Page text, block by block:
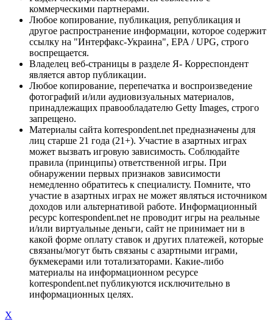
коммерческими партнерами.
Любое копирование, публикация, републикация и
другое распространение информации, которое содержит
ссылку на "Интерфакс-Украина", EPA / UPG, строго
воспрещается.
Владелец веб-страницы в разделе Я- Корреспондент
является автор публикации.
Любое копирование, перепечатка и воспроизведение
фотографий и/или аудиовизуальных материалов,
принадлежащих правообладателю Getty Images, строго
запрещено.
Материалы сайта korrespondent.net предназначены для
лиц старше 21 года (21+). Участие в азартных играх
может вызвать игровую зависимость. Соблюдайте
правила (принципы) ответственной игры. При
обнаружении первых признаков зависимости
немедленно обратитесь к специалисту. Помните, что
участие в азартных играх не может являться источником
доходов или альтернативой работе. Информационный
ресурс korrespondent.net не проводит игры на реальные
и/или виртуальные деньги, сайт не принимает ни в
какой форме оплату ставок и других платежей, которые
связаны/могут быть связаны с азартными играми,
букмекерами или тотализаторами. Какие-либо
материалы на информационном ресурсе
korrespondent.net публикуются исключительно в
информационных целях.
X